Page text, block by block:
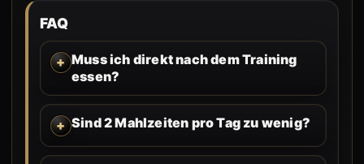
FAQ
Muss ich direkt nach dem Training
essen?
Sind 2 Mahlzeiten pro Tag zu wenig?